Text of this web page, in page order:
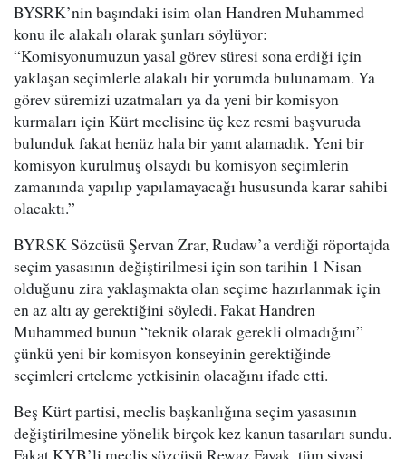
BYSRK’nin başındaki isim olan Handren Muhammed
konu ile alakalı olarak şunları söylüyor:
“Komisyonumuzun yasal görev süresi sona erdiği için
yaklaşan seçimlerle alakalı bir yorumda bulunamam. Ya
görev süremizi uzatmaları ya da yeni bir komisyon
kurmaları için Kürt meclisine üç kez resmi başvuruda
bulunduk fakat henüz hala bir yanıt alamadık. Yeni bir
komisyon kurulmuş olsaydı bu komisyon seçimlerin
zamanında yapılıp yapılamayacağı hususunda karar sahibi
olacaktı.”
BYRSK Sözcüsü Şervan Zrar, Rudaw’a verdiği röportajda
seçim yasasının değiştirilmesi için son tarihin 1 Nisan
olduğunu zira yaklaşmakta olan seçime hazırlanmak için
en az altı ay gerektiğini söyledi. Fakat Handren
Muhammed bunun “teknik olarak gerekli olmadığını”
çünkü yeni bir komisyon konseyinin gerektiğinde
seçimleri erteleme yetkisinin olacağını ifade etti.
Beş Kürt partisi, meclis başkanlığına seçim yasasının
değiştirilmesine yönelik birçok kez kanun tasarıları sundu.
Fakat KYB’li meclis sözcüsü Rewaz Fayak, tüm siyasi